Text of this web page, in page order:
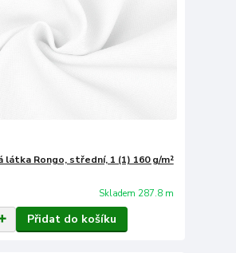
Rongo, střední, 1 (1) 160 g/m²
Skladem 287.8 m
Přidat do košíku